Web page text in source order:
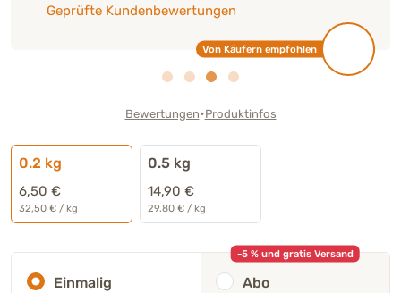
Geprüfte Kundenbewertungen
Von Käufern empfohlen
Bewertungen•Produktinfos
0.2 kg
6,50 €
32,50 € / kg
0.5 kg
14,90 €
29.80 € / kg
Einmalig
-5 % und gratis Versand
Abo